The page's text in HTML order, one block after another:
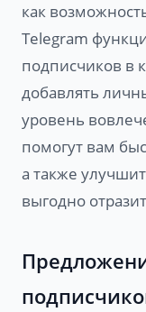
как
Telegram
подписчиков в
добавлять
уровень
помогут вам
а также
выгодно